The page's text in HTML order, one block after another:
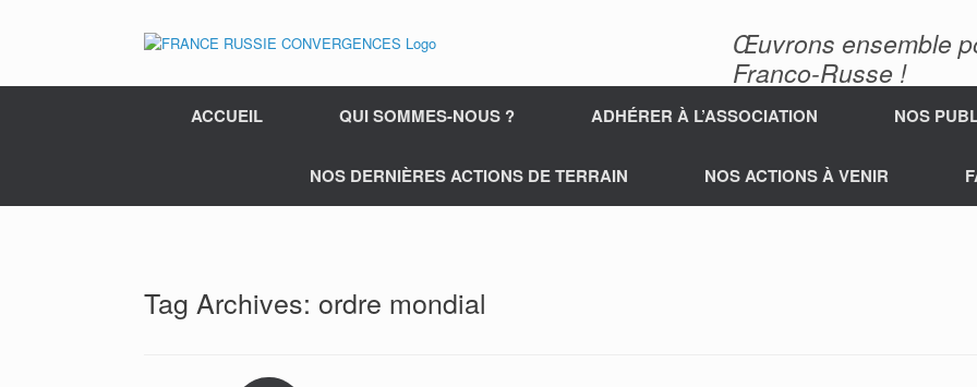
Œuvrons ensemble
Franco-Russe !
ACCUEIL QUI SOMMES-NOUS ? ADHÉRER À L’ASSOCIATION NOS
NOS DERNIÈRES ACTIONS DE TERRAIN NOS ACTIONS À VENIR
Tag Archives: ordre mondial